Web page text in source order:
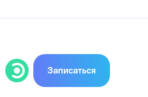
Записаться